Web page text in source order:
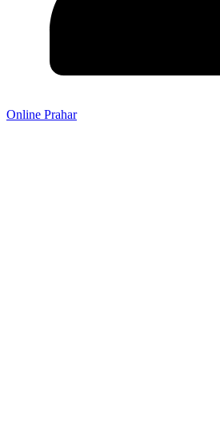
Online Prahar